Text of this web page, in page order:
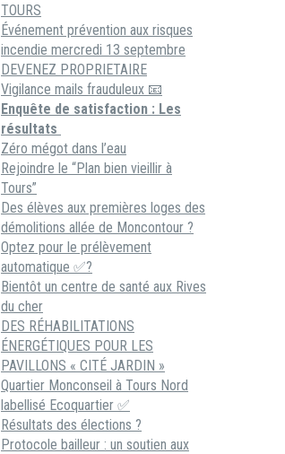
TOURS
Événement prévention aux risques
incendie mercredi 13 septembre
DEVENEZ PROPRIETAIRE
Vigilance mails frauduleux 📧
Enquête de satisfaction : Les
résultats
Zéro mégot dans l’eau
Rejoindre le “Plan bien vieillir à
Tours”
Des élèves aux premières loges des
démolitions allée de Moncontour ?
Optez pour le prélèvement
automatique ✅?
Bientôt un centre de santé aux Rives
du cher
DES RÉHABILITATIONS
ÉNERGÉTIQUES POUR LES
PAVILLONS « CITÉ JARDIN »
Quartier Monconseil à Tours Nord
labellisé Ecoquartier ✅
Résultats des élections ?
Protocole bailleur : un soutien aux